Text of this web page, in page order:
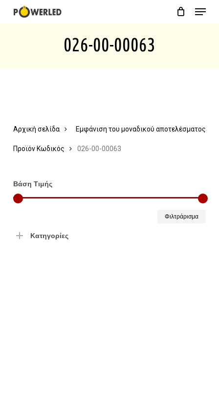
Menu
026-00-00063
Εμφάνιση του μοναδικού αποτελέσματος
Αρχική σελίδα
Προϊόν Κωδικός 026-00-00063
Βάση Τιμής
Φιλτράρισμα
Κατηγορίες